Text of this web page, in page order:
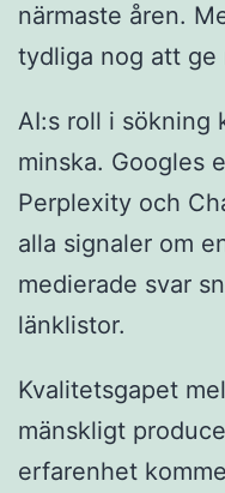
närmaste åren.
tydliga nog att ge
AI:s roll i sökning
minska. Googles
Perplexity och
alla signaler om
medierade svar
länklistor.
Kvalitetsgapet
mänskligt
erfarenhet